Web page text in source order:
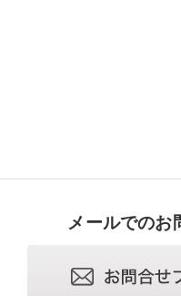
メールでのお